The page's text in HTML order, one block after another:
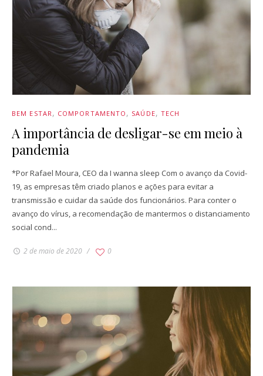
BEM ESTAR COMPORTAMENTO SAÚDE TECH
A importância de desligar-se em meio à
pandemia
*Por Rafael Moura, CEO da I wanna sleep Com o avanço da Covid-
19, as empresas têm criado planos e ações para evitar a
transmissão e cuidar da saúde dos funcionários. Para conter o
avanço do vírus, a recomendação de mantermos o distanciamento
social cond...
2 de maio de 2020 0